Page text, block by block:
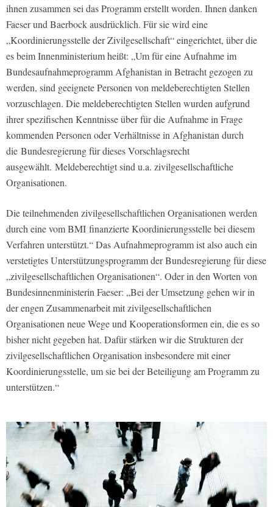
ihnen zusammen sei das Programm erstellt worden. Ihnen danken
Faeser und Baerbock ausdrücklich. Für sie wird eine
„Koordinierungsstelle der Zivilgesellschaft“ eingerichtet, über die
es beim Innenministerium heißt: „Um für eine Aufnahme im
Bundesaufnahmeprogramm Afghanistan in Betracht gezogen zu
werden, sind geeignete Personen von meldeberechtigten Stellen
vorzuschlagen. Die meldeberechtigten Stellen wurden aufgrund
ihrer spezifischen Kenntnisse über für die Aufnahme in Frage
kommenden Personen oder Verhältnisse in Afghanistan durch
die Bundesregierung für dieses Vorschlagsrecht
ausgewählt. Meldeberechtigt sind u.a. zivilgesellschaftliche
Organisationen.
Die teilnehmenden zivilgesellschaftlichen Organisationen werden
durch eine vom BMI finanzierte Koordinierungsstelle bei diesem
Verfahren unterstützt.“ Das Aufnahmeprogramm ist also auch ein
verstetigtes Unterstützungsprogramm der Bundesregierung für diese
„zivilgesellschaftlichen Organisationen“. Oder in den Worten von
Bundesinnenministerin Faeser: „Bei der Umsetzung gehen wir in
der engen Zusammenarbeit mit zivilgesellschaftlichen
Organisationen neue Wege und Kooperationsformen ein, die es so
bisher nicht gegeben hat. Dafür stärken wir die Strukturen der
zivilgesellschaftlichen Organisation insbesondere mit einer
Koordinierungsstelle, um sie bei der Beteiligung am Programm zu
unterstützen.“